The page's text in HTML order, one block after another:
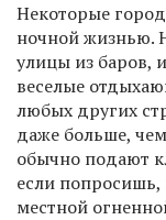
Некоторые
ночной жизнью.
улицы из баров,
веселые
любых других
даже больше,
обычно подают
если
местной